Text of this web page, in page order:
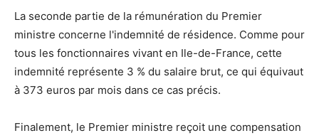
La seconde partie de la rémunération du Premier
ministre concerne l'indemnité de résidence. Comme pour
tous les fonctionnaires vivant en Ile-de-France, cette
indemnité représente 3 % du salaire brut, ce qui équivaut
à 373 euros par mois dans ce cas précis.
Finalement, le Premier ministre reçoit une compensation